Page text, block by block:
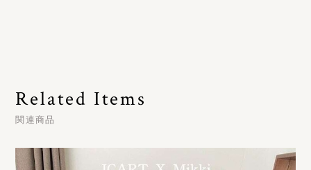
Related Items
関連商品